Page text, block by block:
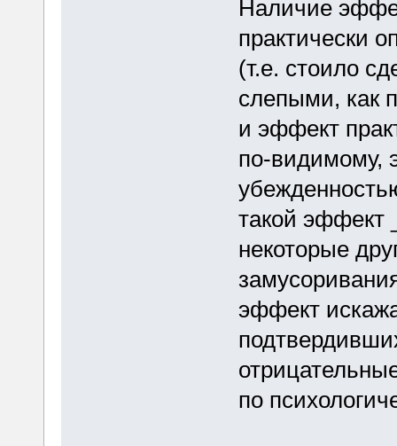
Наличие
практически
(т.е. стоило
слепыми, как
и эффект
по-видимому,
такой эффект
некоторые
эффект
по